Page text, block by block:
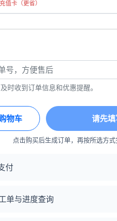
值卡（更省）
时收到订单信息和优惠提醒。
物车 请先
点击购买后生成订单，再按所选方式
付
单与进度查询